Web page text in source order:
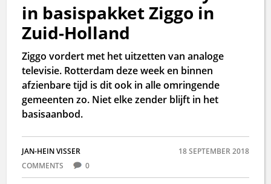
in basispakket Ziggo in
Zuid-Holland
Ziggo vordert met het uitzetten van analoge
televisie. Rotterdam deze week en binnen
afzienbare tijd is dit ook in alle omringende
gemeenten zo. Niet elke zender blijft in het
basisaanbod.
JAN-HEIN VISSER
18 SEPTEMBER 2018
COMMENTS
0